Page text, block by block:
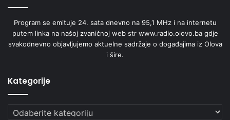
Program se emituje 24. sata dnevno na 95,1 MHz i na internetu
putem linka na našoj zvaničnoj web str www.radio.olovo.ba gdje
svakodnevno objavljujemo aktuelne sadržaje o događajima iz Olova
i šire.
Kategorije
Kategorije